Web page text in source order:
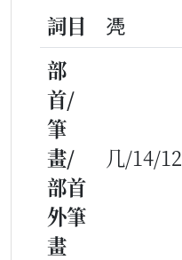
詞目
凴
部
首/
筆
畫/
部首
外筆
畫
几/14/12